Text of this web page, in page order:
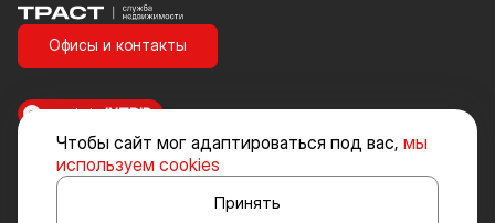
Чтобы сайт мог адаптироваться под вас, мы
используем cookies
Принять
Траст | Служба недвижимости
Офисы и контакты
Стоимость объектов недвижимости и иных товаров и услуг, не
включенных в «Прайс-лист» носит исключительно информационный
характер и ни при каких условиях не является публичной офертой,
определяемой положениями ст. 437 ч. 2 Гражданского кодекса
made inINTRID